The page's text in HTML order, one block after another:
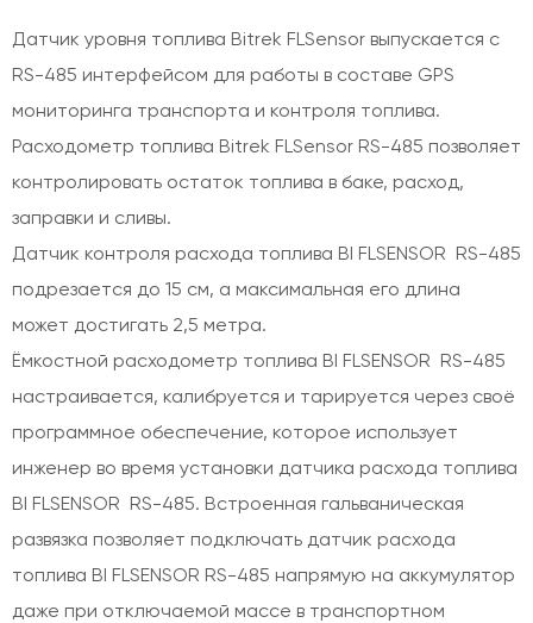
Датчик уровня топлива Bitrek FLSensor выпускается с
RS-485 интерфейсом для работы в составе GPS
мониторинга транспорта и контроля топлива.
Расходометр топлива Bitrek FLSensor RS-485 позволяет
контролировать остаток топлива в баке, расход,
заправки и сливы.
Датчик контроля расхода топлива BI FLSENSOR RS-485
подрезается до 15 см, а максимальная его длина
может достигать 2,5 метра.
Ёмкостной расходометр топлива BI FLSENSOR RS-485
настраивается, калибруется и тарируется через своё
программное обеспечение, которое использует
инженер во время установки датчика расхода топлива
BI FLSENSOR RS-485. Встроенная гальваническая
развязка позволяет подключать датчик расхода
топлива BI FLSENSOR RS-485 напрямую на аккумулятор
даже при отключаемой массе в транспортном